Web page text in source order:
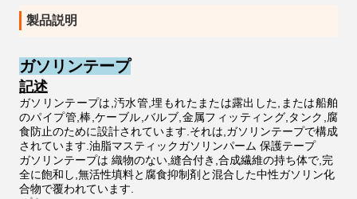
製品説明
ガソリンテープ
記述
ガソリンテープは,汚水管,埋もれたまたは露出した,または船舶
のパイプ管,棒,ケーブル,バルブ,金属フィッティング,タンク,腐
食防止のために設計されています.それは,ガソリンテープで構成
されています.油脂マスティックガソリンパーム 保護テープ
ガソリンテープは 織物のない,縫合付き,合成繊維の持ち体で,完
全に飽和し,無活性填料と腐食抑制剤と混合した中性ガソリン化
合物で覆われています.